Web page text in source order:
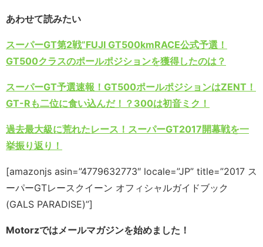
あわせて読みたい
スーパーGT第2戦”FUJI GT500kmRACE公式予選！
GT500クラスのポールポジションを獲得したのは？
スーパーGT予選速報！GT500ポールポジションはZENT！
GT-Rも二位に食い込んだ！？300は初音ミク！
過去最大級に荒れたレース！スーパーGT2017開幕戦を一
挙振り返り！
[amazonjs asin=”4779632773″ locale=”JP” title=”2017 ス
ーパーGTレースクイーン オフィシャルガイドブック
(GALS PARADISE)”]
Motorzではメールマガジンを始めました！